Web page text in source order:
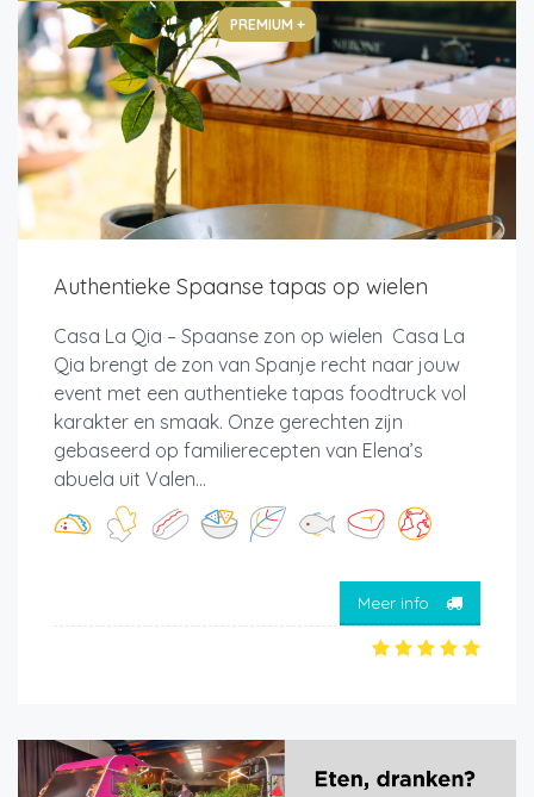
PREMIUM +
Authentieke Spaanse tapas op wielen
Casa La Qia – Spaanse zon op wielen Casa La
Qia brengt de zon van Spanje recht naar jouw
event met een authentieke tapas foodtruck vol
karakter en smaak. Onze gerechten zijn
gebaseerd op familierecepten van Elena’s
abuela uit Valen...
Meer info